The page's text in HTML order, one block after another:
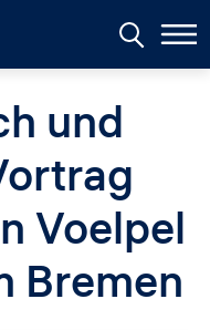
und
Voelpel
Bremen